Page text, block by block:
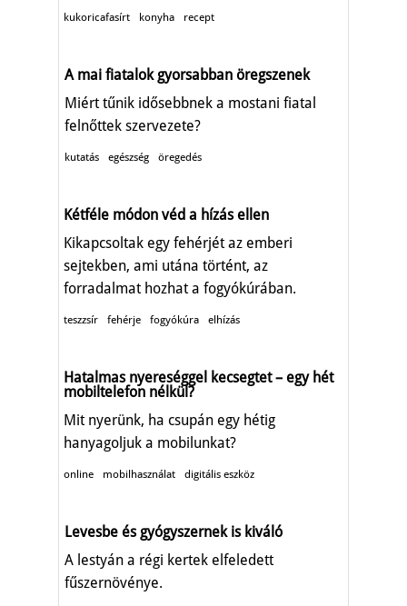
kukoricafasírt konyha recept
A mai fiatalok gyorsabban öregszenek
Miért tűnik idősebbnek a mostani fiatal
felnőttek szervezete?
kutatás egészség öregedés
Kétféle módon véd a hízás ellen
Kikapcsoltak egy fehérjét az emberi
sejtekben, ami utána történt, az
forradalmat hozhat a fogyókúrában.
teszzsír fehérje fogyókúra elhízás
Hatalmas nyereséggel kecsegtet – egy hét
mobiltelefon nélkül?
Mit nyerünk, ha csupán egy hétig
hanyagoljuk a mobilunkat?
online mobilhasználat digitális eszköz
Levesbe és gyógyszernek is kiváló
A lestyán a régi kertek elfeledett
fűszernövénye.